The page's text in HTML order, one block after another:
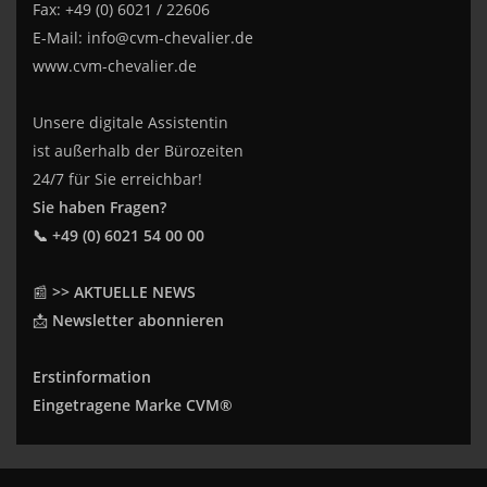
Fax: +49 (0) 6021 / 22606
E-Mail: info@cvm-chevalier.de
www.cvm-chevalier.de
Unsere digitale Assistentin
ist außerhalb der Bürozeiten
24/7 für Sie erreichbar!
Sie haben Fragen?
📞 +49 (0) 6021 54 00 00
📰 >> AKTUELLE NEWS
📩 Newsletter abonnieren
Erstinformation
Eingetragene Marke CVM®